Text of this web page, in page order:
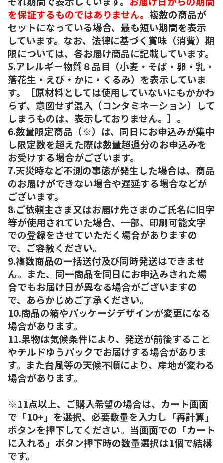
を保証するものではありません。 複数の商品が
セットになっている場合、最も短い期間を表示
しています。なお、法律に基づく賞味（消費）期
限については、各お届け商品に記載しています。
5.アレルギー物質８品目（小麦・そば・卵・乳・
落花生・えび・かに・くるみ）を表示していま
す。［原材料としては使用していないにもかかわ
らず、意図せず混入（コンタミネーション）して
しまうものは、表示しておりません。］。
6.数量限定商品（※）は、同日にお申込みが集中
し限定数を超えた際は数量超過分のお申込みを
お受けする場合がございます。
7.天災時など不測の事態が発生した場合は、商品
のお届けができない場合や遅延する場合などが
ございます。
8.ご依頼主さま又はお届け先さまのご氏名に旧字
等が使用されていた場合、一部、印刷可能文字
での登録をさせていただく場合がありますの
で、ご容赦ください。
9.複数商品の一括送付及び同時発送はできませ
ん。また、同一商品を同日にお申込みされた場
合でもお届け日が異なる場合がございますの
で、あらかじめご了承ください。
10.商品の箱やパッケージデザインが変更になる
場合があります。
11.果物は気候条件により、発送が前後すること
やチルドゆうパックでお届けする場合がありま
す。また台風等の天候不順により、産地が変わる
場合があります。
※11点以上、ご購入希望の場合は、カート画面
で「10+」を選択、必要数量を入力し「再計算」
ボタンを押下してください。当画面での「カート
に入れる」ボタン押下時の数量選択は1個で結構
です。